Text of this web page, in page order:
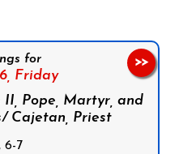
for
Friday
Pope, Martyr, and
Cajetan, Priest
6-7
>>